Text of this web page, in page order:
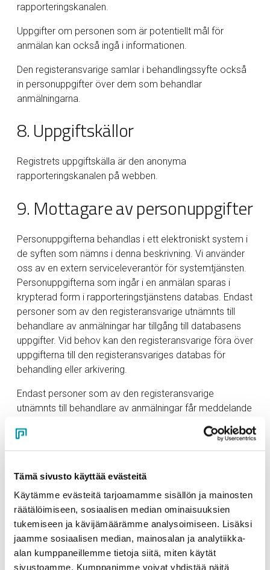
Tämä sivusto käyttää evästeitä
Käytämme evästeitä tarjoamamme sisällön ja mainosten
räätälöimiseen, sosiaalisen median ominaisuuksien
tukemiseen ja kävijämäärämme analysoimiseen. Lisäksi
jaamme sosiaalisen median, mainosalan ja analytiikka-
alan kumppaneillemme tietoja siitä, miten käytät
sivustoamme. Kumppanimme voivat yhdistää näitä
rapporteringskanalen.
Uppgifter om personen som är potentiellt mål för
anmälan kan också ingå i informationen.
Den registeransvarige samlar i behandlingssyfte också
in personuppgifter över dem som behandlar
anmälningarna.
8. Uppgiftskällor
Registrets uppgiftskälla är den anonyma
rapporteringskanalen på webben.
9. Mottagare av personuppgifter
Personuppgifterna behandlas i ett elektroniskt system i
de syften som nämns i denna beskrivning. Vi använder
oss av en extern serviceleverantör för systemtjänsten.
Personuppgifterna som ingår i en anmälan sparas i
krypterad form i rapporteringstjänstens databas. Endast
personer som av den registeransvarige utnämnts till
behandlare av anmälningar har tillgång till databasens
uppgifter. Vid behov kan den registeransvarige föra över
uppgifterna till den registeransvariges databas för
behandling eller arkivering.
Endast personer som av den registeransvarige
utnämnts till behandlare av anmälningar får meddelande
om anmälningarna och kan behandla dem i tjänsten.
Varje behandlare har individuella användarnamn för
inloggning i tjänsten. Personen som ansvarar för det
anmälningsdatabasen. Personuppgifter kan överföras
till befintliga serviceleverantörer i den mån de deltar i
genomförandet av åtgärder inom ramen av ett
uppdrag.
Vi säkerställer en adekvat skyddsnivå för våra partners
personuppgifter i enlighet med gällande lagstiftning.